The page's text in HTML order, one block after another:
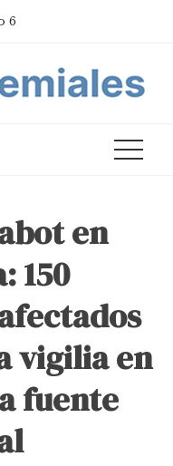
6
en
150
vigilia en
fuente